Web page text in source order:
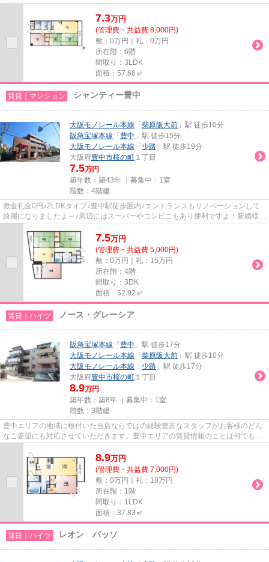
7.3万円
(管理費・共益費 8,000円)
敷：0万円｜礼：0万円
所在階：6階
間取り：3LDK
面積：57.68㎡
賃貸｜マンション シャンティー豊中
大阪モノレール本線 「 柴原阪大前 」駅 徒歩10分
阪急宝塚本線 「 豊中 」駅 徒歩15分
大阪モノレール本線 「 少路 」駅 徒歩19分
大阪府豊中市桜の町 １丁目
7.5万円
築年数：築43年 ｜募集中： 1室
階数：4階建
敷金礼金0円♪2LDKタイプ♪豊中駅徒歩圏内♪エントランスもリノベーションして
綺麗になりましたよ～♪周辺にはスーパーやコンビニもあり便利ですよ！新婚様に
7.5万円
(管理費・共益費 5,000円)
敷：0万円｜礼：15万円
所在階：4階
間取り：3DK
面積：52.92㎡
賃貸｜ハイツ ノース・グレーシア
阪急宝塚本線 「 豊中 」駅 徒歩17分
大阪モノレール本線 「 柴原阪大前 」駅 徒歩10分
大阪モノレール本線 「 少路 」駅 徒歩17分
大阪府豊中市桜の町 １丁目
8.9万円
築年数：築8年 ｜募集中： 1室
階数：3階建
豊中エリアの地域に根付いた当店ならではの経験豊富なスタッフがお客様のどん
なご要望にも対応させていただきます。豊中エリアの賃貸情報のことは何でもお
8.9万円
(管理費・共益費 7,000円)
敷：0万円｜礼：18万円
所在階：1階
間取り：1LDK
面積：37.83㎡
賃貸｜ハイツ レオン パッソ